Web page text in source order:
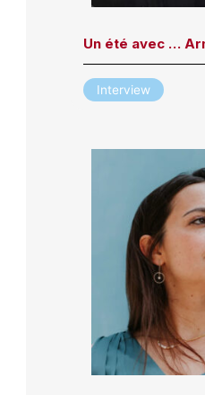
Un été avec …
Interview